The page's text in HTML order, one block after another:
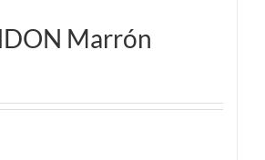
Marrón